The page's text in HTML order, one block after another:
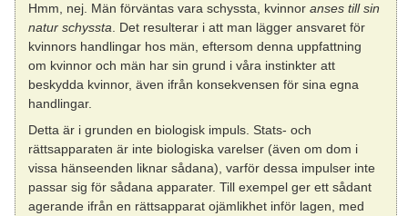
Hmm, nej. Män förväntas vara schyssta, kvinnoranses till sin
natur schyssta. Det resulterar i att man lägger ansvaret för
kvinnors handlingar hos män, eftersom denna uppfattning
om kvinnor och män har sin grund i våra instinkter att
beskydda kvinnor, även ifrån konsekvensen för sina egna
handlingar.
Detta är i grunden en biologisk impuls. Stats- och
rättsapparaten är inte biologiska varelser (även om dom i
vissa hänseenden liknar sådana), varför dessa impulser inte
passar sig för sådana apparater. Till exempel ger ett sådant
agerande ifrån en rättsapparat ojämlikhet inför lagen, med